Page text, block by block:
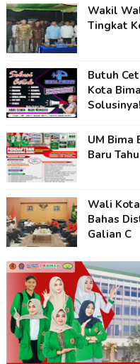
Wakil
Tingkat
Butuh
Kota
Solusinya!
UM Bima
Baru
Wali Kota
Bahas
Galian C